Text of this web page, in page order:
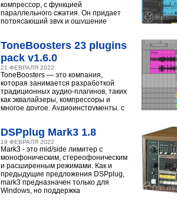
компрессор, с функцией
параллельного сжатия. Он придает
потрясающий звук и ощущение
ToneBoosters 23 plugins
pack v1.6.0
21 ФЕВРАЛЯ 2022
ToneBoosters — это компания,
которая занимается разработкой
традиционных аудио-плагинов, таких
как эквалайзеры, компрессоры и
многое другое. Аудиоинструменты, с
DSPplug Mark3 1.8
19 ФЕВРАЛЯ 2022
Mark3 - это mid/side лимитер с
монофоническим, стереофоническим
и расширенным режимами. Как и
предыдущие предложения DSPplug,
mark3 предназначен только для
Windows, но поддержка